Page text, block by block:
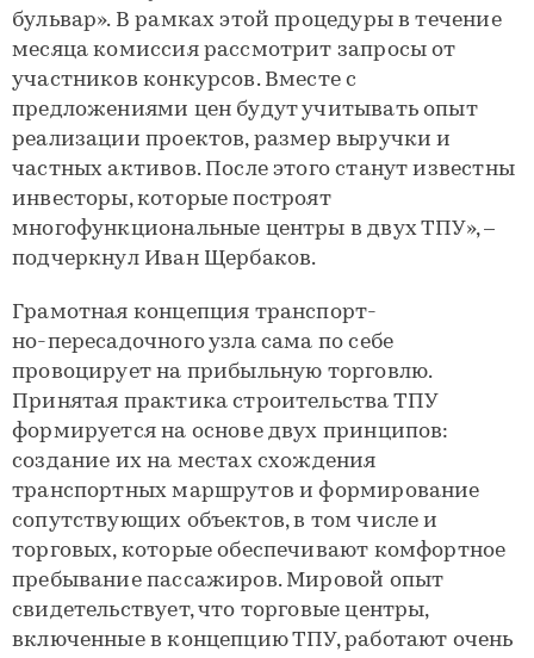
бульвар». В рамках этой процедуры в течение
месяца комиссия рассмотрит запросы от
участников конкурсов. Вместе с
предложениями цен будут учитывать опыт
реализации проектов, размер выручки и
частных активов. После этого станут известны
инвесторы, которые построят
многофункциональные центры в двух ТПУ», –
подчеркнул Иван Щербаков.
Грамотная концепция транспорт-
но-пересадочного узла сама по себе
провоцирует на прибыльную торговлю.
Принятая практика строительства ТПУ
формируется на основе двух принципов:
создание их на местах схождения
транспортных маршрутов и формирование
сопутствующих объектов, в том числе и
торговых, которые обеспечивают комфортное
пребывание пассажиров. Мировой опыт
свидетельствует, что торговые центры,
включенные в концепцию ТПУ, работают очень